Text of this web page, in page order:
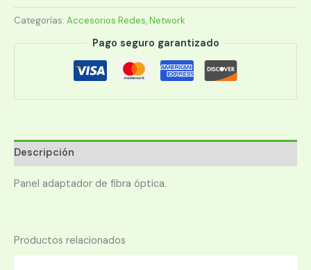
LANP
DUPL.SM
P/BAND.48P
Categorías: Accesorios Redes,Network
Pago seguro garantizado
Descripción
Panel adaptador de fibra óptica.
Productos relacionados